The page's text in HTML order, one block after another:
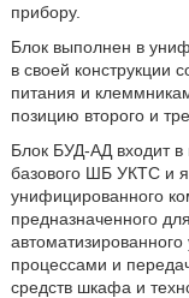
прибору.
Блок выполнен в
в своей конструкции
питания и
позицию второго и
Блок БУД-АД входит
базового ШБ УКТС и
унифицированного
предназначенного
процессами и
средств шкафа и